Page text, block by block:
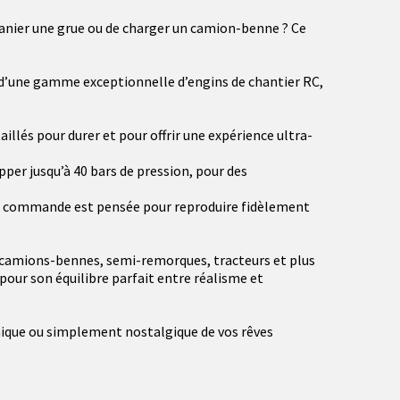
une grue ou de charger un camion-benne ? Ce
gamme exceptionnelle d’engins de chantier RC,
pour durer et pour offrir une expérience ultra-
jusqu’à 40 bars de pression, pour des
est pensée pour reproduire fidèlement
bennes, semi-remorques, tracteurs et plus
son équilibre parfait entre réalisme et
ou simplement nostalgique de vos rêves